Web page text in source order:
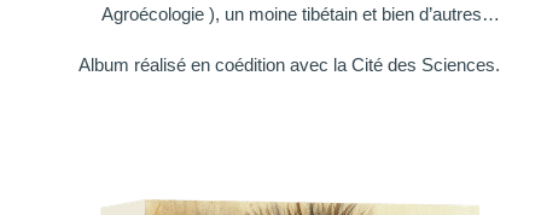
Agroécologie ), un moine tibétain et bien d’autres…
Album réalisé en coédition avec la Cité des Sciences.